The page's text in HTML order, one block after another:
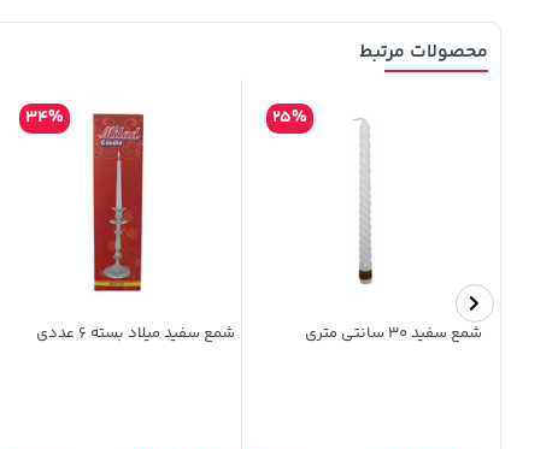
محصولات مرتبط
شمع سفید 30 سانتی متری
25%
شمع سفید میلاد بسته 6 عددی
34%